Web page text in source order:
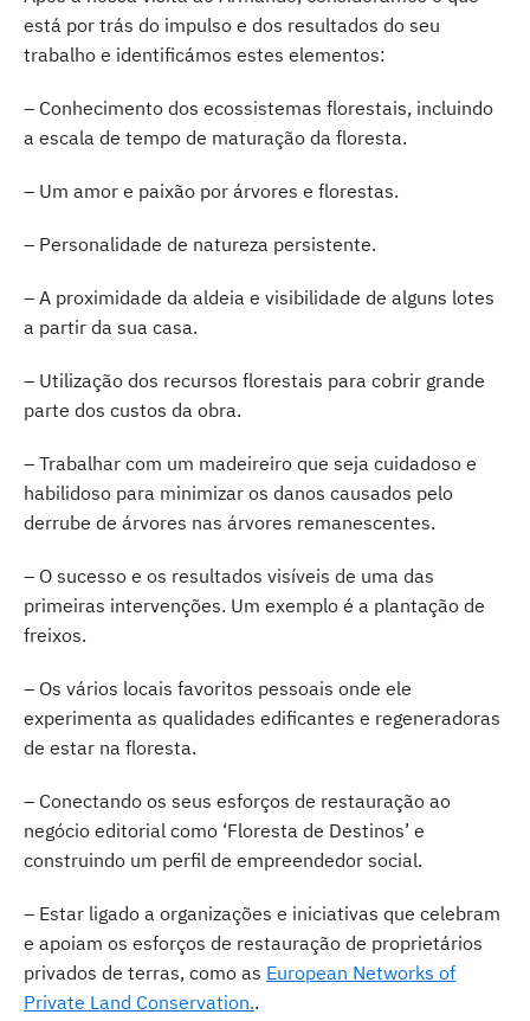
está por trás do impulso e dos resultados do seu
trabalho e identificámos estes elementos:
– Conhecimento dos ecossistemas florestais, incluindo
a escala de tempo de maturação da floresta.
– Um amor e paixão por árvores e florestas.
– Personalidade de natureza persistente.
– A proximidade da aldeia e visibilidade de alguns lotes
a partir da sua casa.
– Utilização dos recursos florestais para cobrir grande
parte dos custos da obra.
– Trabalhar com um madeireiro que seja cuidadoso e
habilidoso para minimizar os danos causados pelo
derrube de árvores nas árvores remanescentes.
– O sucesso e os resultados visíveis de uma das
primeiras intervenções. Um exemplo é a plantação de
freixos.
– Os vários locais favoritos pessoais onde ele
experimenta as qualidades edificantes e regeneradoras
de estar na floresta.
– Conectando os seus esforços de restauração ao
negócio editorial como ‘Floresta de Destinos’ e
construindo um perfil de empreendedor social.
– Estar ligado a organizações e iniciativas que celebram
e apoiam os esforços de restauração de proprietários
privados de terras, como as European Networks of
Private Land Conservation..